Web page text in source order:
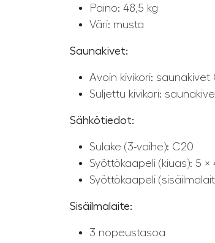
Paino: 48,5 kg
Väri: musta
Saunakivet:
Avoin kivikori:
Suljettu kivikori:
Sähkötiedot:
Sulake (3-vaihe): C20
Syöttökaapeli (kiuas): 5 ×
Syöttökaapeli
Sisäilmalaite:
3 nopeustasoa